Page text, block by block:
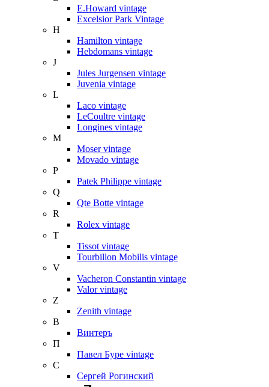
E.Howard vintage
Excelsior Park Vintage
H
Hamilton vintage
Hebdomans vintage
J
Jules Jurgensen vintage
Juvenia vintage
L
Laco vintage
LeCoultre vintage
Longines vintage
M
Moser vintage
Movado vintage
P
Patek Philippe vintage
Q
Qte Botte vintage
R
Rolex vintage
T
Tissot vintage
Tourbillon Mobilis vintage
V
Vacheron Constantin vintage
Valor vintage
Z
Zenith vintage
В
Винтеръ
П
Павел Буре vintage
С
Сергей Рогинский